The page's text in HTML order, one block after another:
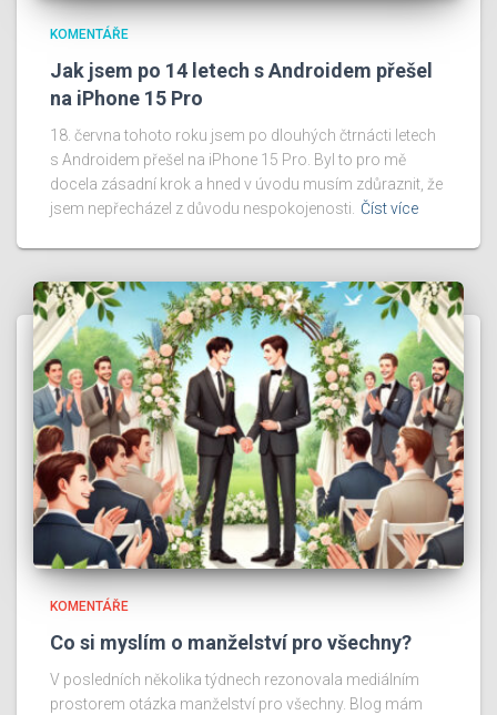
KOMENTÁŘE
Jak jsem po 14 letech s Androidem přešel
na iPhone 15 Pro
18. června tohoto roku jsem po dlouhých čtrnácti letech
s Androidem přešel na iPhone 15 Pro. Byl to pro mě
docela zásadní krok a hned v úvodu musím zdůraznit, že
jsem nepřecházel z důvodu nespokojenosti. Číst více
KOMENTÁŘE
Co si myslím o manželství pro všechny?
V posledních několika týdnech rezonovala mediálním
prostorem otázka manželství pro všechny. Blog mám